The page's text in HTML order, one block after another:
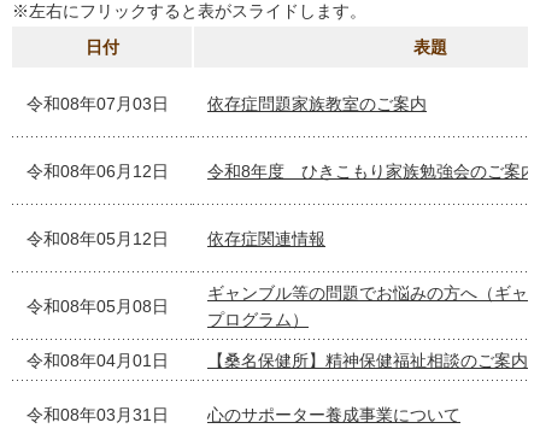
※左右にフリックすると表がスライドします。
日付
表題
令和08年07月03日 依存症問題家族教室のご案内
令和08年06月12日 令和8年度 ひきこもり家族勉強会のご案内
令和08年05月12日 依存症関連情報
令和08年05月08日
ギャンブル等の問題でお悩みの方へ（ギャ
プログラム）
令和08年04月01日 【桑名保健所】精神保健福祉相談のご案内
令和08年03月31日 心のサポーター養成事業について